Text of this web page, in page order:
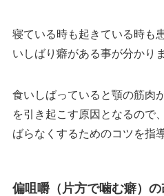
寝ている時も起きている時も
いしばり癖がある事が分かり
食いしばっていると顎の筋肉
を引き起こす原因となるので
ばらなくするためのコツを指
偏咀嚼（片方で噛む癖）